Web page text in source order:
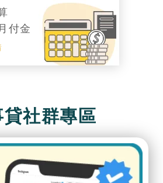
付金
貸社群專區